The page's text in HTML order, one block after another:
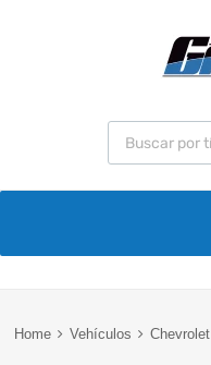
Home Vehículos Chevrolet